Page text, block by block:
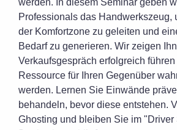
werden. In diesem Seminar geben
Professionals das Handwerkszeug,
der Komfortzone zu geleiten und
Bedarf zu generieren. Wir zeigen
Verkaufsgespräch erfolgreich
Ressource für Ihren Gegenüber
werden. Lernen Sie Einwände
behandeln, bevor diese entstehen.
Ghosting und bleiben Sie im "Driver